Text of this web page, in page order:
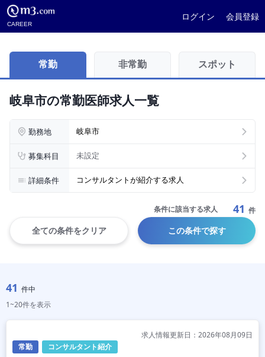
CAREER
ログイン 会員登録
常勤 非常勤 スポット
岐阜市の常勤医師求人一覧
勤務地 岐阜市
募集科目 未設定
詳細条件 コンサルタントが紹介する求人
条件に該当する求人 41 件
全ての条件をクリア この条件で探す
41 件中
1~20件を表示
常勤 コンサルタント紹介
求人情報更新日：2026年08月09日